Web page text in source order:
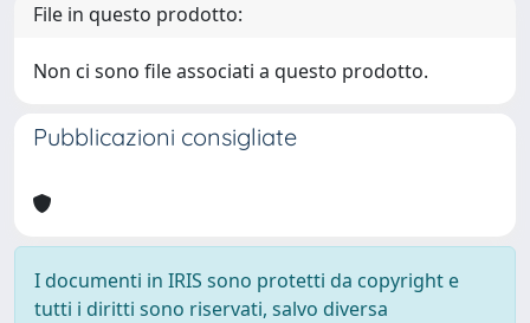
File in questo prodotto:
Non ci sono file associati a questo prodotto.
Pubblicazioni consigliate
I documenti in IRIS sono protetti da copyright e
tutti i diritti sono riservati, salvo diversa